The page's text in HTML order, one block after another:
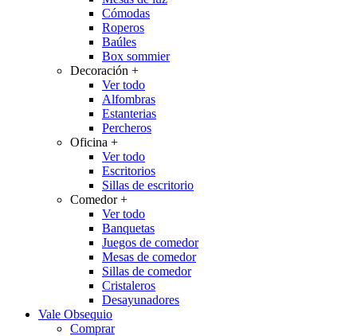
Cómodas
Roperos
Baúles
Box sommier
Decoración +
Ver todo
Alfombras
Estanterias
Percheros
Oficina +
Ver todo
Escritorios
Sillas de escritorio
Comedor+
Ver todo
Banquetas
Juegos de comedor
Mesas de comedor
Sillas de comedor
Cristaleros
Desayunadores
Vale Obsequio
Comprar